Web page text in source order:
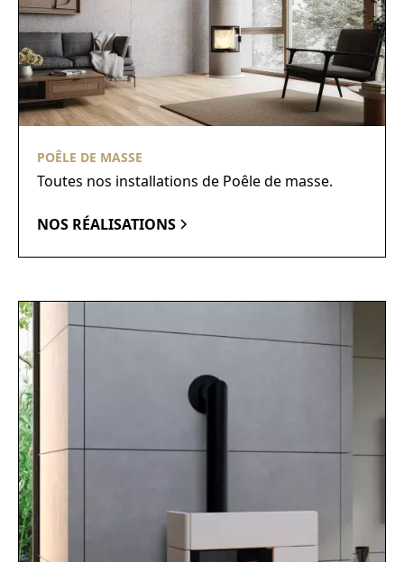
POÊLE DE MASSE
Toutes nos installations de Poêle de masse.
NOS RÉALISATIONS